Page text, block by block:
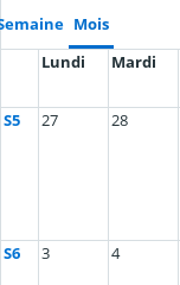
Mois
Lundi
Mardi
S5 27 28
S6 3 4